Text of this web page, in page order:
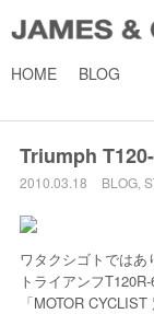
HOME BLOG
2010年3月
Triumph
2010.03.18 BLOG,
ワタクシゴトでは
トライアンフ
「MOTOR